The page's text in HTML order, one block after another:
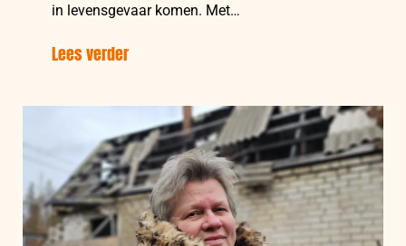
in levensgevaar komen. Met…
Lees verder
CARE
blijft
gezinnen
steun
bieden